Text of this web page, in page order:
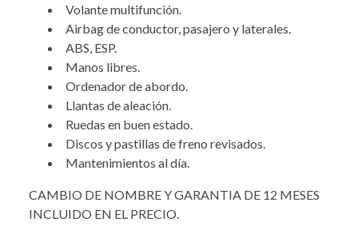
Volante multifunción.
Airbag de conductor, pasajero y laterales.
ABS, ESP.
Manos libres.
Ordenador de abordo.
Llantas de aleación.
Ruedas en buen estado.
Discos y pastillas de freno revisados.
Mantenimientos al día.
CAMBIO DE NOMBRE Y GARANTIA DE 12 MESES
INCLUIDO EN EL PRECIO.